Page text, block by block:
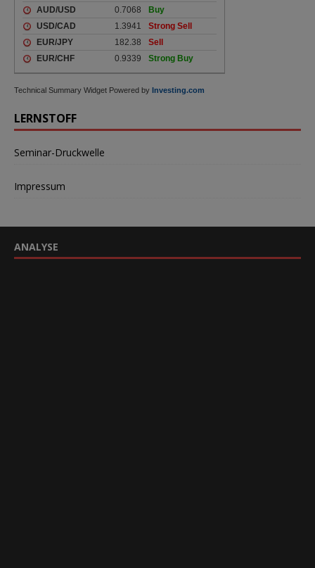
Technical Summary Widget Powered by Investing.com
LERNSTOFF
Seminar-Druckwelle
Impressum
ANALYSE